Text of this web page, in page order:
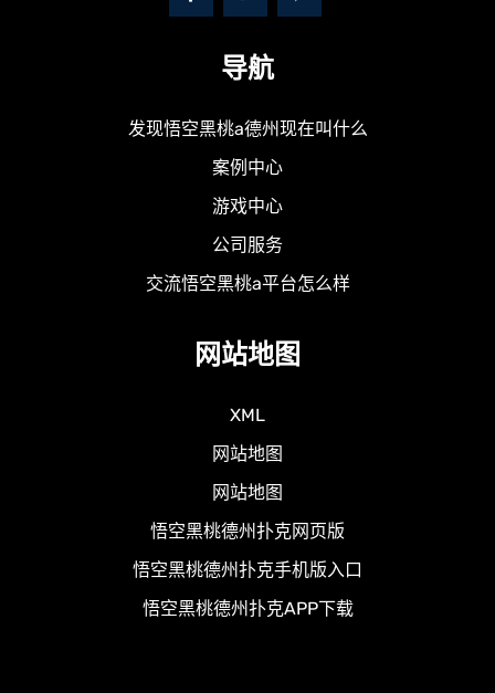
导航
发现悟空黑桃a德州现在叫什么
案例中心
游戏中心
公司服务
交流悟空黑桃a平台怎么样
网站地图
XML
网站地图
网站地图
悟空黑桃德州扑克网页版
悟空黑桃德州扑克手机版入口
悟空黑桃德州扑克APP下载